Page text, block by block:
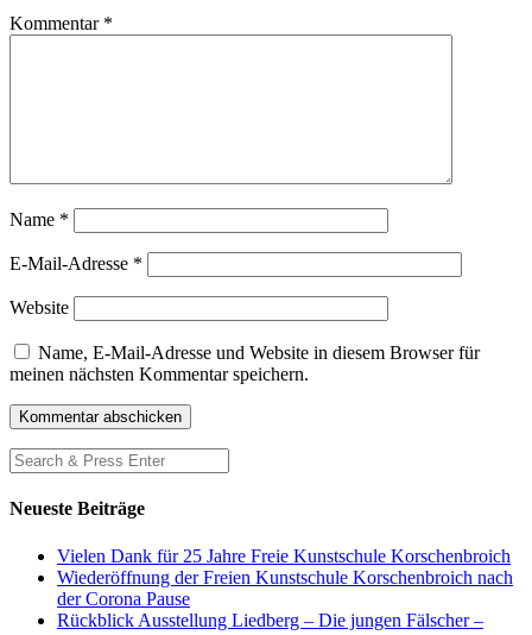
Kommentar *
Name *
E-Mail-Adresse *
Website
Name, E-Mail-Adresse und Website in diesem Browser für
meinen nächsten Kommentar speichern.
Neueste Beiträge
Vielen Dank für 25 Jahre Freie Kunstschule Korschenbroich
Wiederöffnung der Freien Kunstschule Korschenbroich nach
der Corona Pause
Rückblick Ausstellung Liedberg – Die jungen Fälscher –